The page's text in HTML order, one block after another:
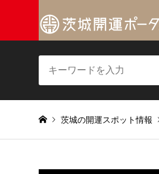
茨城の開運スポット情報